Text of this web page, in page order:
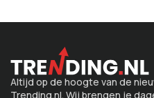
Altijd op de hoogte van de
Trending.nl. Wij brengen je